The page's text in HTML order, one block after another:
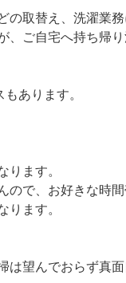
取替え、洗濯業務
、ご自宅へ持ち帰
あります。
ります。
で、お好きな時
ります。
は望んでおらず真